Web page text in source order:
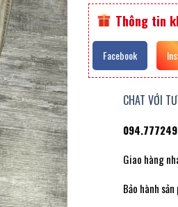
Thông tin
Facebook
CHAT VỚI
Giao hàng
Bảo hành